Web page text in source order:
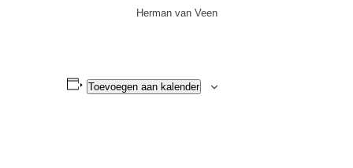
Herman van Veen
Toevoegen aan kalender